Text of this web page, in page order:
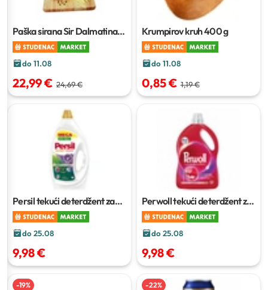
Paška sirana Sir Dalmatinac
1 kg
do 11.08
22,99 € 24,69 €
Krumpirov kruh400 g
do 11.08
0,85 € 1,19 €
Persil tekući deterdžent za
pranje šarenog rublja Deep
Clean Color1.98L
do 25.08
9,98 €
Perwoll tekući deterdžent za
pranje rublja3L
do 25.08
9,98 €
-19% -22%